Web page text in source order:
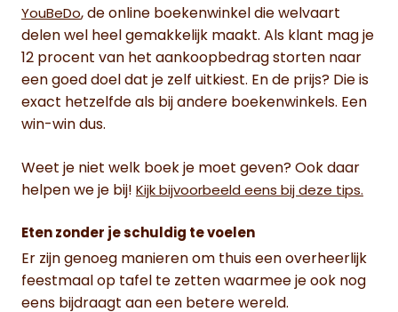
YouBeDo, de online boekenwinkel die welvaart
delen wel heel gemakkelijk maakt. Als klant mag je
12 procent van het aankoopbedrag storten naar
een goed doel dat je zelf uitkiest. En de prijs? Die is
exact hetzelfde als bij andere boekenwinkels. Een
win-win dus.
Weet je niet welk boek je moet geven? Ook daar
helpen we je bij! Kijk bijvoorbeeld eens bij deze tips.
Eten zonder je schuldig te voelen
Er zijn genoeg manieren om thuis een overheerlijk
feestmaal op tafel te zetten waarmee je ook nog
eens bijdraagt aan een betere wereld.